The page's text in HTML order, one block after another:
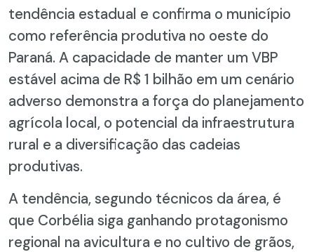
tendência estadual e confirma o município
como referência produtiva no oeste do
Paraná. A capacidade de manter um VBP
estável acima de R$ 1 bilhão em um cenário
adverso demonstra a força do planejamento
agrícola local, o potencial da infraestrutura
rural e a diversificação das cadeias
produtivas.
A tendência, segundo técnicos da área, é
que Corbélia siga ganhando protagonismo
regional na avicultura e no cultivo de grãos,